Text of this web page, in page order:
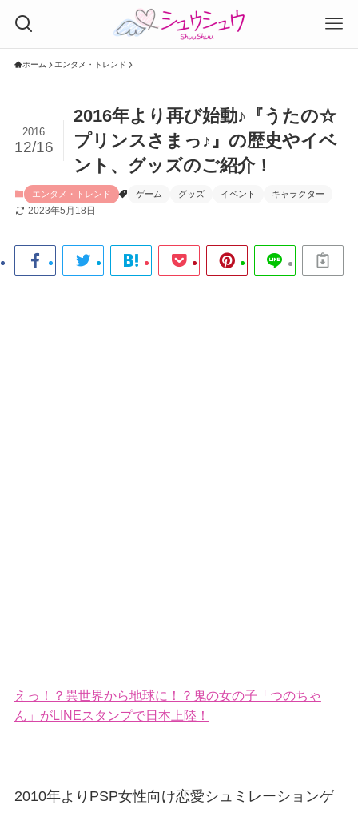
ホーム エンタメ・トレンド
2016年より再び始動♪『うたの☆
プリンスさまっ♪』の歴史やイベ
ント、グッズのご紹介！
2016
12/16
エンタメ・トレンド ゲーム グッズ イベント キャラクター
2023年5月18日
えっ！？異世界から地球に！？鬼の女の子「つのちゃ
ん」がLINEスタンプで日本上陸！
2010年よりPSP女性向け恋愛シュミレーションゲ